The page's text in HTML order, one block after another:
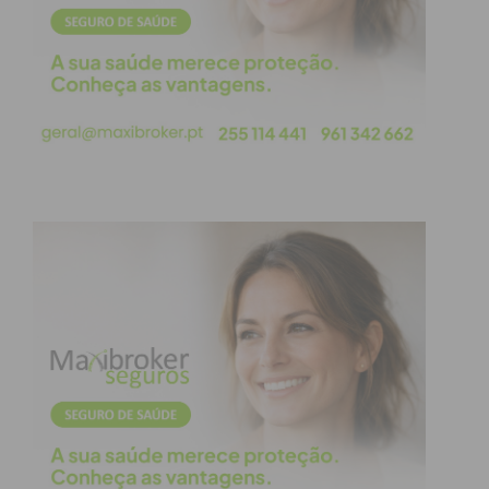
nível de competência
demonstrados pelos nossos
alunos são motivo de orgulho
Um impulso para as carreiras
A vitória na Engineer League é frequentemente
vista como um barómetro de talento para as áreas
de Ciência, Tecnologia, Engenharia e Matemática
(STEM). Ao vencerem uma competição com a